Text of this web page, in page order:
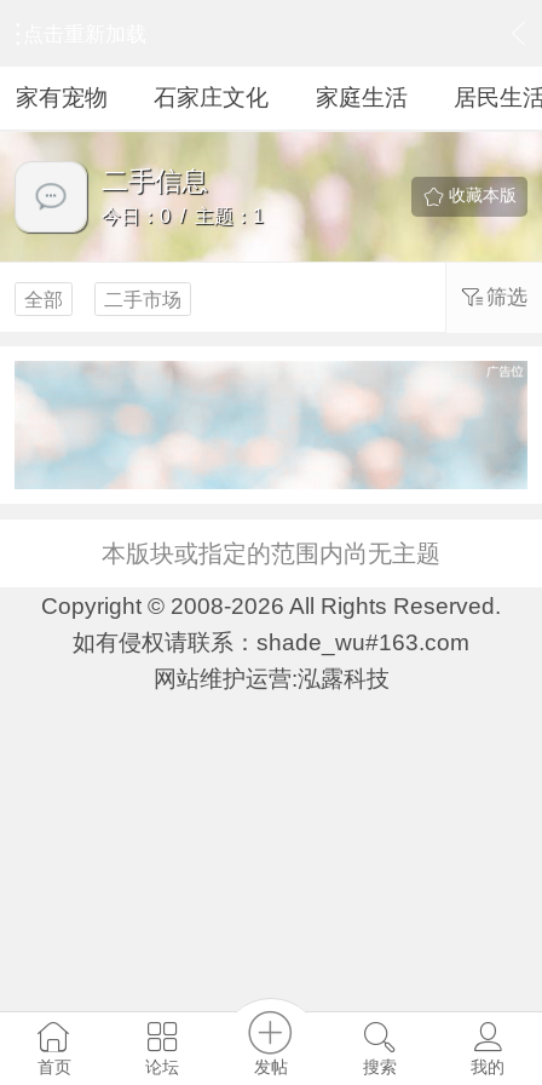
家有宠物 石家庄文化 家庭生活 居民生
二手信息
今日：0 / 主题：1
收藏本版
全部 二手市场 筛选
本版块或指定的范围内尚无主题
Copyright © 2008-2026 All Rights Reserved.
如有侵权请联系：shade_wu#163.com
网站维护运营:泓露科技
首页 论坛 发帖 搜索 我的